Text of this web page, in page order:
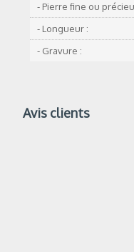
- Pierre fine ou
- Longueur :
- Gravure :
Avis clients